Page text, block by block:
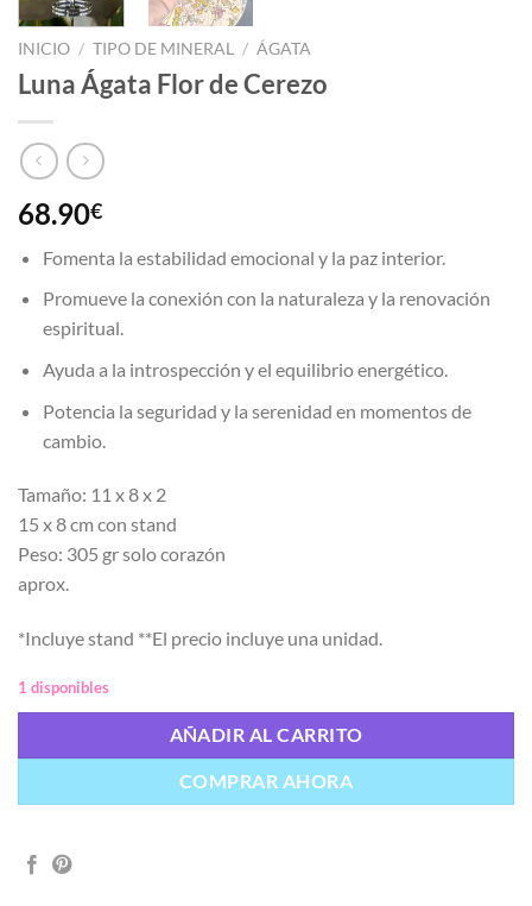
INICIO / TIPO DE MINERAL / ÁGATA
Luna Ágata Flor de Cerezo
68.90€
Fomenta la estabilidad emocional y la paz interior.
Promueve la conexión con la naturaleza y la renovación
espiritual.
Ayuda a la introspección y el equilibrio energético.
Potencia la seguridad y la serenidad en momentos de
cambio.
Tamaño: 11 x 8 x 2
15 x 8 cm con stand
Peso: 305 gr solo corazón
aprox.
*Incluye stand **El precio incluye una unidad.
1 disponibles
AÑADIR AL CARRITO
COMPRAR AHORA